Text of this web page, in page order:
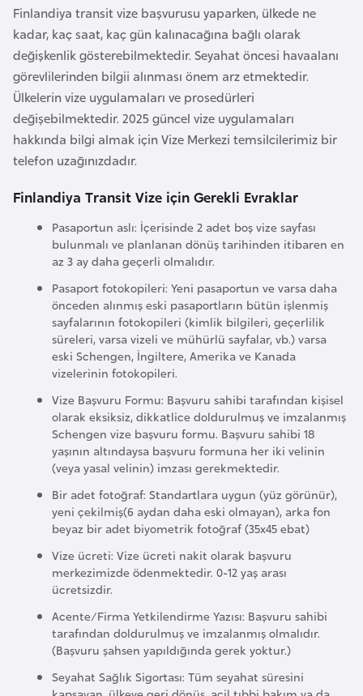
Finlandiya transit vize başvurusu yaparken, ülkede ne
kadar, kaç saat, kaç gün kalınacağına bağlı olarak
değişkenlik gösterebilmektedir. Seyahat öncesi havaalanı
görevlilerinden bilgii alınması önem arz etmektedir.
Ülkelerin vize uygulamaları ve prosedürleri
değişebilmektedir. 2025 güncel vize uygulamaları
hakkında bilgi almak için Vize Merkezi temsilcilerimiz bir
telefon uzağınızdadır.
Finlandiya Transit Vize için Gerekli Evraklar
Pasaportun aslı: İçerisinde 2 adet boş vize sayfası
bulunmalı ve planlanan dönüş tarihinden itibaren en
az 3 ay daha geçerli olmalıdır.
Pasaport fotokopileri: Yeni pasaportun ve varsa daha
önceden alınmış eski pasaportların bütün işlenmiş
sayfalarının fotokopileri (kimlik bilgileri, geçerlilik
süreleri, varsa vizeli ve mühürlü sayfalar, vb.) varsa
eski Schengen, İngiltere, Amerika ve Kanada
vizelerinin fotokopileri.
Vize Başvuru Formu: Başvuru sahibi tarafından kişisel
olarak eksiksiz, dikkatlice doldurulmuş ve imzalanmış
Schengen vize başvuru formu. Başvuru sahibi 18
yaşının altındaysa başvuru formuna her iki velinin
(veya yasal velinin) imzası gerekmektedir.
Bir adet fotoğraf: Standartlara uygun (yüz görünür),
yeni çekilmiş(6 aydan daha eski olmayan), arka fon
beyaz bir adet biyometrik fotoğraf (35x45 ebat)
Vize ücreti: Vize ücreti nakit olarak başvuru
merkezimizde ödenmektedir. 0-12 yaş arası
ücretsizdir.
Acente/Firma Yetkilendirme Yazısı: Başvuru sahibi
tarafından doldurulmuş ve imzalanmış olmalıdır.
(Başvuru şahsen yapıldığında gerek yoktur.)
Seyahat Sağlık Sigortası: Tüm seyahat süresini
r
u
s
B
e
l
ç
k